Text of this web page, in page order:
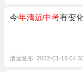
今年清远中考有变
清远发布 2022-01-19